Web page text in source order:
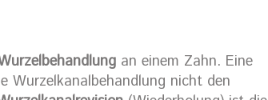
an einem Zahn. Eine
Wurzelkanalbehandlung nicht den